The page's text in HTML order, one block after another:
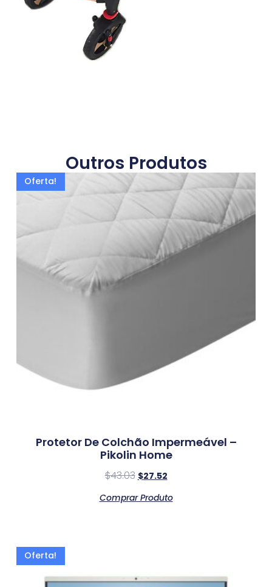
Outros Produtos
Oferta!
Protetor De Colchão Impermeável –
Pikolin Home
$43.03 $27.52
Comprar Produto
Oferta!